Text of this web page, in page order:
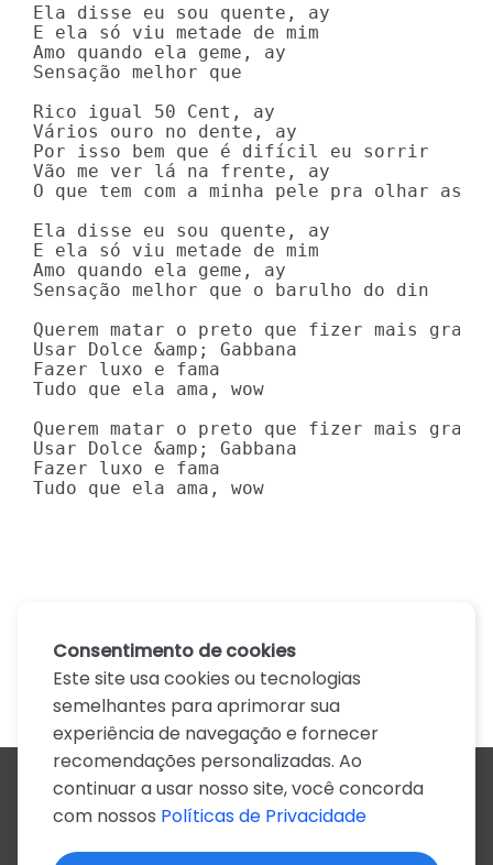
Ela disse eu sou quente, ay
E ela só viu metade de mim
Amo quando ela geme, ay
Sensação melhor que
Rico igual 50 Cent, ay
Vários ouro no dente, ay
Por isso bem que é difícil eu sorrir
Vão me ver lá na frente, ay
O que tem com a minha pele pra olhar
Ela disse eu sou quente, ay
E ela só viu metade de mim
Amo quando ela geme, ay
Sensação melhor que o barulho do din
Querem matar o preto que fizer mais grana
Usar Dolce &amp; Gabbana
Fazer luxo e fama
Tudo que ela ama, wow
Querem matar o preto que fizer mais grana
Usar Dolce &amp; Gabbana
Fazer luxo e fama
Tudo que ela ama, wow
Todos os artistas
A
B C D E F G H I J
N
O P Q R S T U V W X
Consentimento de cookies
Este site usa cookies ou tecnologias
semelhantes para aprimorar sua
experiência de navegação e fornecer
recomendações personalizadas. Ao
continuar a usar nosso site, você concorda
com nossos Políticas de Privacidade